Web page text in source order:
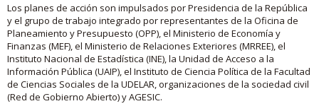
Los planes de acción son impulsados por Presidencia de la República
y el grupo de trabajo integrado por representantes de la Oficina de
Planeamiento y Presupuesto (OPP), el Ministerio de Economía y
Finanzas (MEF), el Ministerio de Relaciones Exteriores (MRREE), el
Instituto Nacional de Estadística (INE), la Unidad de Acceso a la
Información Pública (UAIP), el Instituto de Ciencia Política de la Facultad
de Ciencias Sociales de la UDELAR, organizaciones de la sociedad civil
(Red de Gobierno Abierto) y AGESIC.